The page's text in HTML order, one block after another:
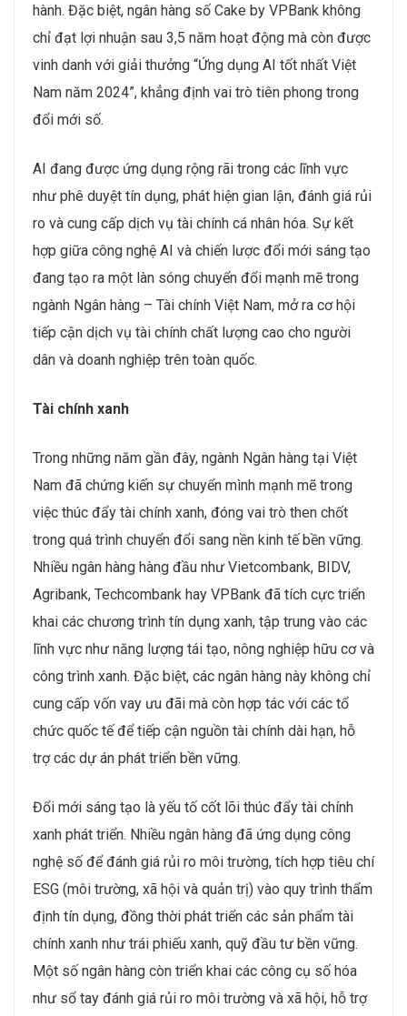
hành. Đặc biệt, ngân hàng số Cake by VPBank không
chỉ đạt lợi nhuận sau 3,5 năm hoạt động mà còn được
vinh danh với giải thưởng “Ứng dụng AI tốt nhất Việt
Nam năm 2024”, khẳng định vai trò tiên phong trong
đổi mới số.
AI đang được ứng dụng rộng rãi trong các lĩnh vực
như phê duyệt tín dụng, phát hiện gian lận, đánh giá rủi
ro và cung cấp dịch vụ tài chính cá nhân hóa. Sự kết
hợp giữa công nghệ AI và chiến lược đổi mới sáng tạo
đang tạo ra một làn sóng chuyển đổi mạnh mẽ trong
ngành Ngân hàng – Tài chính Việt Nam, mở ra cơ hội
tiếp cận dịch vụ tài chính chất lượng cao cho người
dân và doanh nghiệp trên toàn quốc.
Tài chính xanh
Trong những năm gần đây, ngành Ngân hàng tại Việt
Nam đã chứng kiến sự chuyển mình mạnh mẽ trong
việc thúc đẩy tài chính xanh, đóng vai trò then chốt
trong quá trình chuyển đổi sang nền kinh tế bền vững.
Nhiều ngân hàng hàng đầu như Vietcombank, BIDV,
Agribank, Techcombank hay VPBank đã tích cực triển
khai các chương trình tín dụng xanh, tập trung vào các
lĩnh vực như năng lượng tái tạo, nông nghiệp hữu cơ và
công trình xanh. Đặc biệt, các ngân hàng này không chỉ
cung cấp vốn vay ưu đãi mà còn hợp tác với các tổ
chức quốc tế để tiếp cận nguồn tài chính dài hạn, hỗ
trợ các dự án phát triển bền vững.
Đổi mới sáng tạo là yếu tố cốt lõi thúc đẩy tài chính
xanh phát triển. Nhiều ngân hàng đã ứng dụng công
nghệ số để đánh giá rủi ro môi trường, tích hợp tiêu chí
ESG (môi trường, xã hội và quản trị) vào quy trình thẩm
định tín dụng, đồng thời phát triển các sản phẩm tài
chính xanh như trái phiếu xanh, quỹ đầu tư bền vững.
Một số ngân hàng còn triển khai các công cụ số hóa
như sổ tay đánh giá rủi ro môi trường và xã hội, hỗ trợ